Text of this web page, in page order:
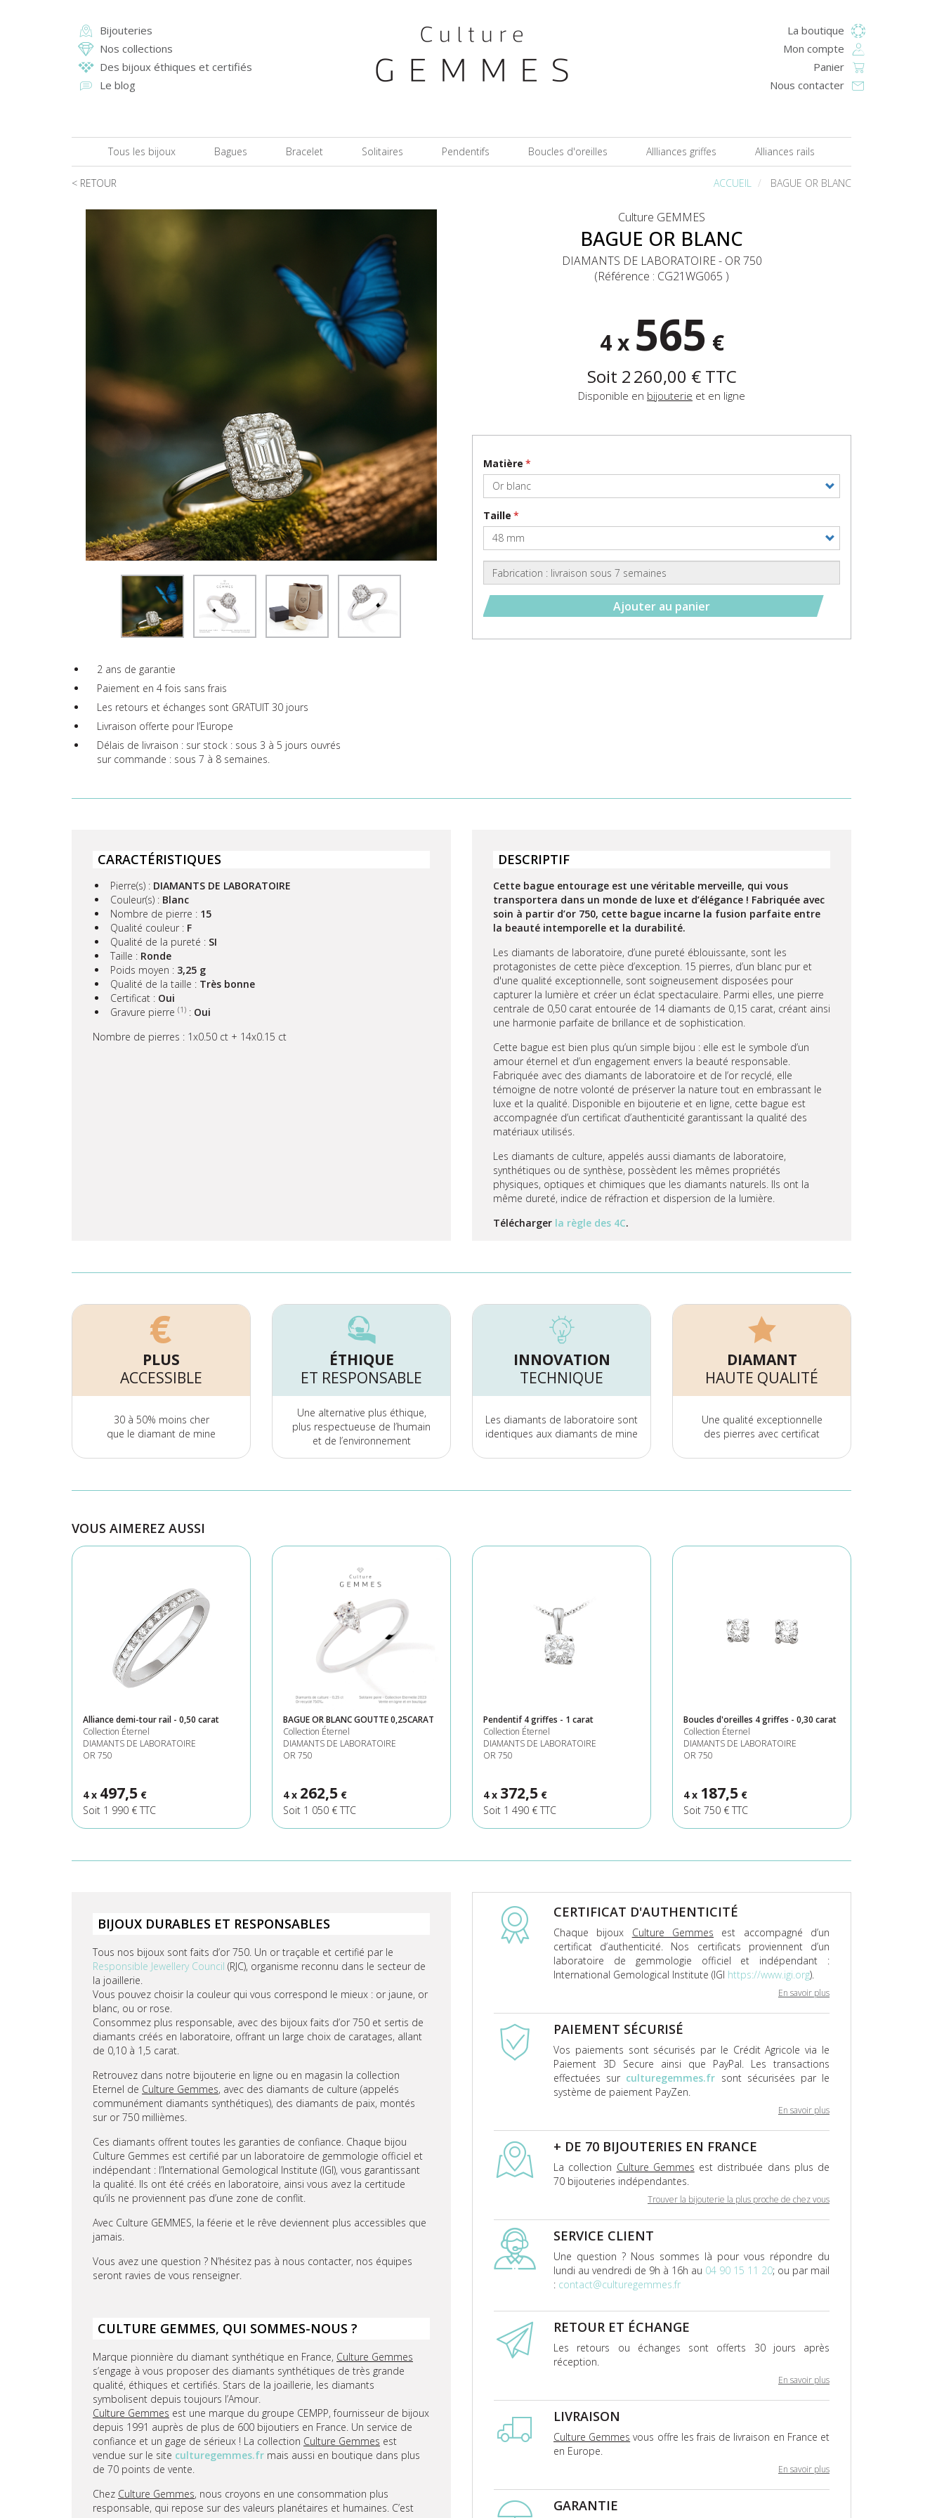
Main
navigation
Bijouteries
Nos collections
Des bijoux éthiques et certifiés
Le blog
Menu
secondaire
La boutique
Mon compte
Panier
Nous contacter
Tous les bijoux Bagues Bracelet Solitaires Pendentifs Boucles d'oreilles Allliances griffes Alliances rails
< RETOUR ACCUEIL BAGUE OR BLANC
2 ans de garantie
Paiement en 4 fois sans frais
Les retours et échanges sont GRATUIT 30 jours
Livraison offerte pour l’Europe
Délais de livraison : sur stock : sous 3 à 5 jours ouvrés
sur commande : sous 7 à 8 semaines.
Culture GEMMES
BAGUE OR BLANC
DIAMANTS DE LABORATOIRE - OR 750
(Référence : CG21WG065 )
4 x 565 €
Soit 2 260,00 € TTC
Disponible en bijouterie et en ligne
Matière
Taille
Ajouter au panier
CARACTÉRISTIQUES
Pierre(s) : DIAMANTS DE LABORATOIRE
Couleur(s) : Blanc
Nombre de pierre : 15
Qualité couleur : F
Qualité de la pureté : SI
Taille : Ronde
Poids moyen : 3,25 g
Qualité de la taille : Très bonne
Certificat : Oui
Gravure pierre (1) : Oui
Nombre de pierres : 1x0.50 ct + 14x0.15 ct
DESCRIPTIF
Cette bague entourage est une véritable merveille, qui vous
transportera dans un monde de luxe et d’élégance ! Fabriquée avec
soin à partir d’or 750, cette bague incarne la fusion parfaite entre
la beauté intemporelle et la durabilité.
Les diamants de laboratoire, d’une pureté éblouissante, sont les
protagonistes de cette pièce d’exception. 15 pierres, d’un blanc pur et
d'une qualité exceptionnelle, sont soigneusement disposées pour
capturer la lumière et créer un éclat spectaculaire. Parmi elles, une pierre
centrale de 0,50 carat entourée de 14 diamants de 0,15 carat, créant ainsi
une harmonie parfaite de brillance et de sophistication.
Cette bague est bien plus qu’un simple bijou : elle est le symbole d’un
amour éternel et d’un engagement envers la beauté responsable.
Fabriquée avec des diamants de laboratoire et de l’or recyclé, elle
témoigne de notre volonté de préserver la nature tout en embrassant le
luxe et la qualité. Disponible en bijouterie et en ligne, cette bague est
accompagnée d’un certificat d’authenticité garantissant la qualité des
matériaux utilisés.
Les diamants de culture, appelés aussi diamants de laboratoire,
synthétiques ou de synthèse, possèdent les mêmes propriétés
physiques, optiques et chimiques que les diamants naturels. Ils ont la
même dureté, indice de réfraction et dispersion de la lumière.
Télécharger la règle des 4C.
PLUS
ACCESSIBLE
30 à 50% moins cher
que le diamant de mine
ÉTHIQUE
ET RESPONSABLE
Une alternative plus éthique,
plus respectueuse de l’humain
et de l’environnement
INNOVATION
TECHNIQUE
Les diamants de laboratoire sont
identiques aux diamants de mine
DIAMANT
HAUTE QUALITÉ
Une qualité exceptionnelle
des pierres avec certificat
VOUS AIMEREZ AUSSI
Alliance demi-tour rail - 0,50 carat
Collection Éternel
DIAMANTS DE LABORATOIRE
OR 750
4 x 497,5 €
Soit 1 990 € TTC
BAGUE OR BLANC GOUTTE 0,25CARAT
Collection Éternel
DIAMANTS DE LABORATOIRE
OR 750
4 x 262,5 €
Soit 1 050 € TTC
Pendentif 4 griffes - 1 carat
Collection Éternel
DIAMANTS DE LABORATOIRE
OR 750
4 x 372,5 €
Soit 1 490 € TTC
Boucles d'oreilles 4 griffes - 0,30 carat
Collection Éternel
DIAMANTS DE LABORATOIRE
OR 750
4 x 187,5 €
Soit 750 € TTC
BIJOUX DURABLES ET RESPONSABLES
Tous nos bijoux sont faits d’or 750. Un or traçable et certifié par le
Responsible Jewellery Council (RJC), organisme reconnu dans le secteur de
la joaillerie.
Vous pouvez choisir la couleur qui vous correspond le mieux : or jaune, or
blanc, ou or rose.
Consommez plus responsable, avec des bijoux faits d’or 750 et sertis de
diamants créés en laboratoire, offrant un large choix de caratages, allant
de 0,10 à 1,5 carat.
Retrouvez dans notre bijouterie en ligne ou en magasin la collection
Eternel de Culture Gemmes, avec des diamants de culture (appelés
communément diamants synthétiques), des diamants de paix, montés
sur or 750 millièmes.
Ces diamants offrent toutes les garanties de confiance. Chaque bijou
Culture Gemmes est certifié par un laboratoire de gemmologie officiel et
indépendant : l’International Gemological Institute (IGI), vous garantissant
la qualité. Ils ont été créés en laboratoire, ainsi vous avez la certitude
qu’ils ne proviennent pas d’une zone de conflit.
Avec Culture GEMMES, la féerie et le rêve deviennent plus accessibles que
jamais.
Vous avez une question ? N’hésitez pas à nous contacter, nos équipes
seront ravies de vous renseigner.
CULTURE GEMMES, QUI SOMMES-NOUS ?
Marque pionnière du diamant synthétique en France, Culture Gemmes
s’engage à vous proposer des diamants synthétiques de très grande
qualité, éthiques et certifiés. Stars de la joaillerie, les diamants
symbolisent depuis toujours l’Amour.
Culture Gemmes est une marque du groupe CEMPP, fournisseur de bijoux
depuis 1991 auprès de plus de 600 bijoutiers en France. Un service de
confiance et un gage de sérieux ! La collection Culture Gemmes est
vendue sur le site culturegemmes.fr mais aussi en boutique dans plus
de 70 points de vente.
Chez Culture Gemmes, nous croyons en une consommation plus
responsable, qui repose sur des valeurs planétaires et humaines. C’est
CERTIFICAT D'AUTHENTICITÉ
Chaque bijoux Culture Gemmes est accompagné d’un
certificat d’authenticité. Nos certificats proviennent d’un
laboratoire de gemmologie officiel et indépendant :
International Gemological Institute (IGI https://www.igi.org).
En savoir plus
PAIEMENT SÉCURISÉ
Vos paiements sont sécurisés par le Crédit Agricole via le
Paiement 3D Secure ainsi que PayPal. Les transactions
effectuées sur culturegemmes.fr sont sécurisées par le
système de paiement PayZen.
En savoir plus
+ DE 70 BIJOUTERIES EN FRANCE
La collection Culture Gemmes est distribuée dans plus de
70 bijouteries indépendantes.
Trouver la bijouterie la plus proche de chez vous
SERVICE CLIENT
Une question ? Nous sommes là pour vous répondre du
lundi au vendredi de 9h à 16h au 04 90 15 11 20; ou par mail
: contact@culturegemmes.fr
RETOUR ET ÉCHANGE
Les retours ou échanges sont offerts 30 jours après
réception.
En savoir plus
LIVRAISON
Culture Gemmes vous offre les frais de livraison en France et
en Europe.
En savoir plus
GARANTIE